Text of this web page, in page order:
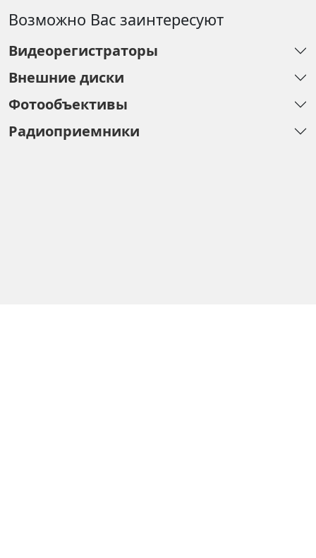
Возможно Вас заинтересуют
Видеорегистраторы
Внешние диски
Фотообъективы
Радиоприемники